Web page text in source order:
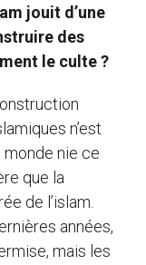
jouit d’une
des
le culte ?
n’est
monde nie ce
que la
de l’islam.
années,
mais les